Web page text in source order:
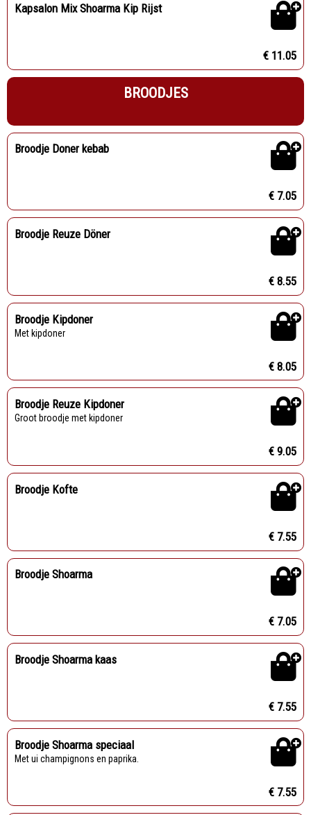
Kapsalon Mix Shoarma Kip Rijst
€ 11.05
BROODJES
Broodje Doner kebab
€ 7.05
Broodje Reuze Döner
€ 8.55
Broodje Kipdoner
Met kipdoner
€ 8.05
Broodje Reuze Kipdoner
Groot broodje met kipdoner
€ 9.05
Broodje Kofte
€ 7.55
Broodje Shoarma
€ 7.05
Broodje Shoarma kaas
€ 7.55
Broodje Shoarma speciaal
Met ui champignons en paprika.
€ 7.55